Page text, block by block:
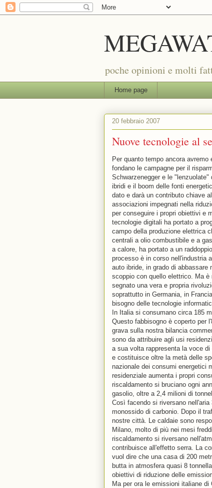
poche opinioni e molti
Home page
20 febbraio 2007
Nuove tecnologie al
Per quanto tempo ancora
fondano le campagne per il
Schwarzenegger e le
ibridi e il boom delle fonti
dato e darà un contributo chiave
associazioni impegnati nella
per conseguire i propri obiettivi e
tecnologie digitali ha portato a
campo della produzione elettrica
centrali a olio combustibile e a
a calore, ha portato a un
processo è in corso nell'industria
auto ibride, in grado di
scoppio con quello elettrico. Ma
segnato una vera e propria
soprattutto in Germania, in
bisogno delle tecnologie
In Italia si consumano circa 185
Questo fabbisogno è coperto per
grava sulla nostra bilancia
sono da attribuire agli usi
a sua volta rappresenta la voce
e costituisce oltre la metà delle
nazionale dei consumi energetici
residenziale aumenta i propri
riscaldamento si bruciano ogni
gasolio, oltre a 2,4 milioni di
Così facendo si riversano
monossido di carbonio. Dopo il
nostre città. Le caldaie sono
Milano, molto di più nei mesi
riscaldamento si riversano
contribuisce all'effetto serra. La
vuol dire che una casa di 200
butta in atmosfera quasi 8
obiettivi di riduzione delle
Ma per ora le emissioni italiane